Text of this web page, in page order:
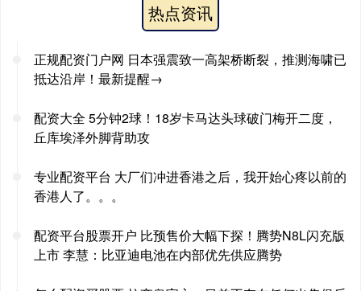
热点资讯
正规配资门户网 日本强震致一高架桥断裂，推测海啸已
抵达沿岸！最新提醒→
配资大全 5分钟2球！18岁卡马达头球破门梅开二度，
丘库埃泽外脚背助攻
专业配资平台 大厂们冲进香港之后，我开始心疼以前的
香港人了。。。
配资平台股票开户 比预售价大幅下探！腾势N8L闪充版
上市 李慧：比亚迪电池在内部优先供应腾势